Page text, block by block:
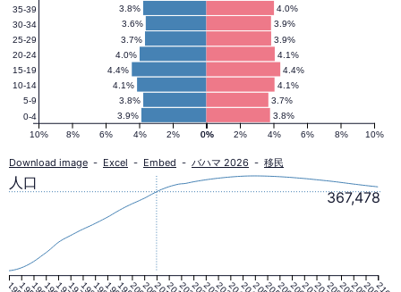
口
ピ
ラ
ミ
ド
3.8%
3.9%
3.7%
3.8%
4.1%
4.1%
4.4%
4.4%
4.1%
4.0%
3.9%
3.7%
3.9%
3.6%
4.0%
3.8%
0% 2% 4% 6% 8% 10%
10% 8% 6% 4% 2% 0%
0-4
5-9
10-14
15-19
20-24
25-29
30-34
35-39
Download image - Excel - Embed - バハマ 2026 - 移民
367,478
人口